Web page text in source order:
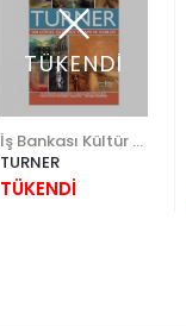
TÜKENDİ
TURNER
TÜKENDİ